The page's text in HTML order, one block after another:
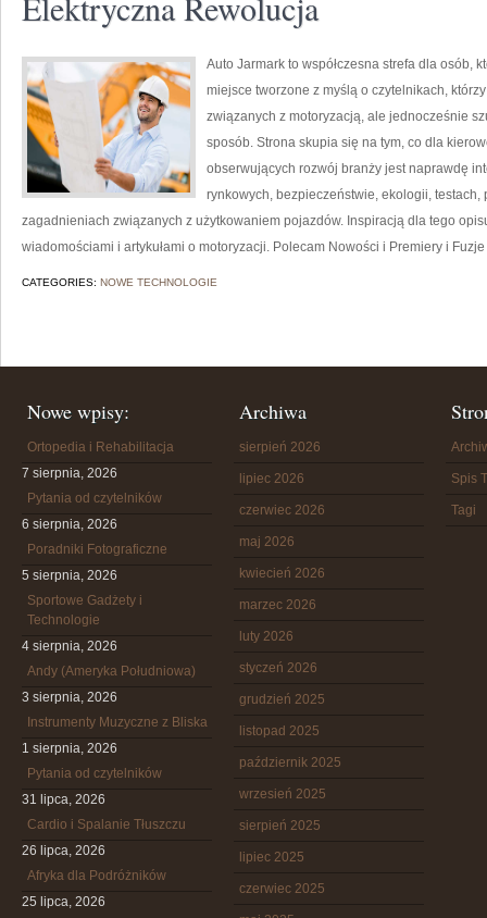
Auto Jarmark to współczesna strefa dla osób,
miejsce tworzone z myślą o czytelnikach,
związanych z motoryzacją, ale jednocześnie
sposób. Strona skupia się na tym, co dla
obserwujących rozwój branży jest naprawdę
rynkowych, bezpieczeństwie, ekologii,
zagadnieniach związanych z użytkowaniem pojazdów. Inspiracją dla tego
wiadomościami i artykułami o motoryzacji. Polecam Nowości i Premiery i
CATEGORIES: NOWE TECHNOLOGIE
Nowe wpisy:
Ortopedia i Rehabilitacja
7 sierpnia, 2026
Pytania od czytelników
6 sierpnia, 2026
Poradniki Fotograficzne
5 sierpnia, 2026
Sportowe Gadżety i
Technologie
4 sierpnia, 2026
Andy (Ameryka Południowa)
3 sierpnia, 2026
Instrumenty Muzyczne z Bliska
1 sierpnia, 2026
Pytania od czytelników
31 lipca, 2026
Cardio i Spalanie Tłuszczu
26 lipca, 2026
Afryka dla Podróżników
25 lipca, 2026
Archiwa
sierpień 2026
lipiec 2026
czerwiec 2026
maj 2026
kwiecień 2026
marzec 2026
luty 2026
styczeń 2026
grudzień 2025
listopad 2025
październik 2025
wrzesień 2025
sierpień 2025
lipiec 2025
czerwiec 2025
Spis
Tagi